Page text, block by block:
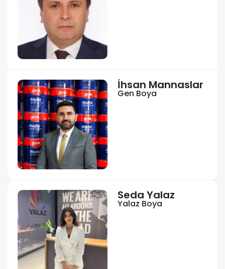
İhsan Mannaslar
Gen Boya
Seda Yalaz
Yalaz Boya